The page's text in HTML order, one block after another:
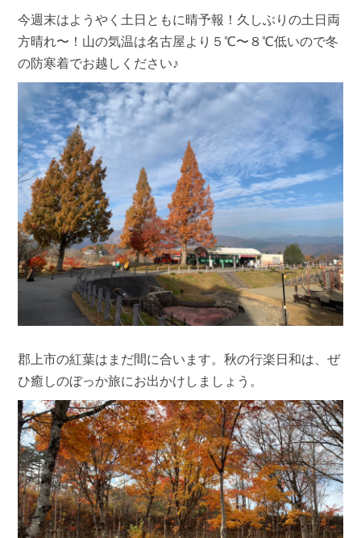
今週末はようやく土日ともに晴予報！久しぶりの土日両
方晴れ〜！山の気温は名古屋より５℃〜８℃低いので冬
の防寒着でお越しください♪
郡上市の紅葉はまだ間に合います。秋の行楽日和は、ぜ
ひ癒しのぼっか旅にお出かけしましょう。